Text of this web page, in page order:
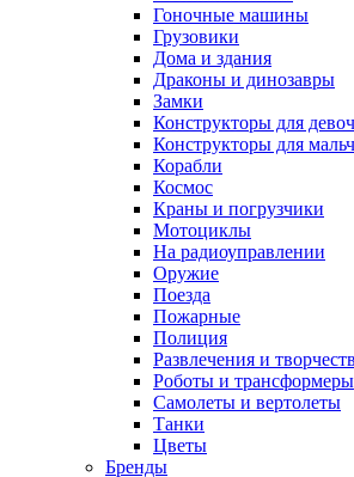
Гоночные машины
Грузовики
Дома и здания
Драконы и динозавры
Замки
Конструкторы для
Конструкторы для
Корабли
Космос
Краны и погрузчики
Мотоциклы
На радиоуправлении
Оружие
Поезда
Пожарные
Полиция
Развлечения и
Роботы и трансформеры
Самолеты и вертолеты
Танки
Цветы
Бренды